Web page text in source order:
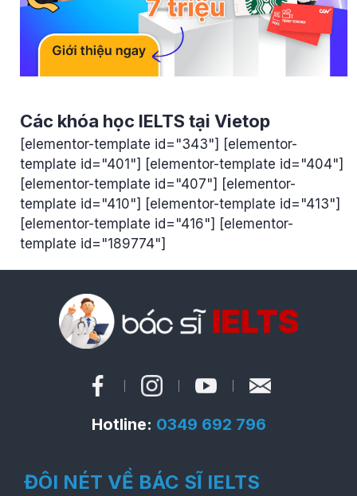
Các khóa học IELTS tại Vietop
[elementor-template id="343"] [elementor-
template id="401"] [elementor-template id="404"]
[elementor-template id="407"] [elementor-
template id="410"] [elementor-template id="413"]
[elementor-template id="416"] [elementor-
template id="189774"]
Hotline: 0349 692 796
ĐÔI NÉT VỀ BÁC SĨ IELTS